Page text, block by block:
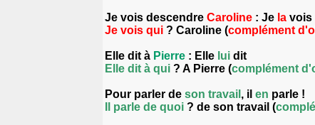
Je vois descendre Caroline : Je la vois
Je vois qui ? Caroline (complément
Elle dit à Pierre : Elle lui dit
Elle dit à qui ? A Pierre (complément
Pour parler de son travail , il en parle !
Il parle de quoi ? de son travail (